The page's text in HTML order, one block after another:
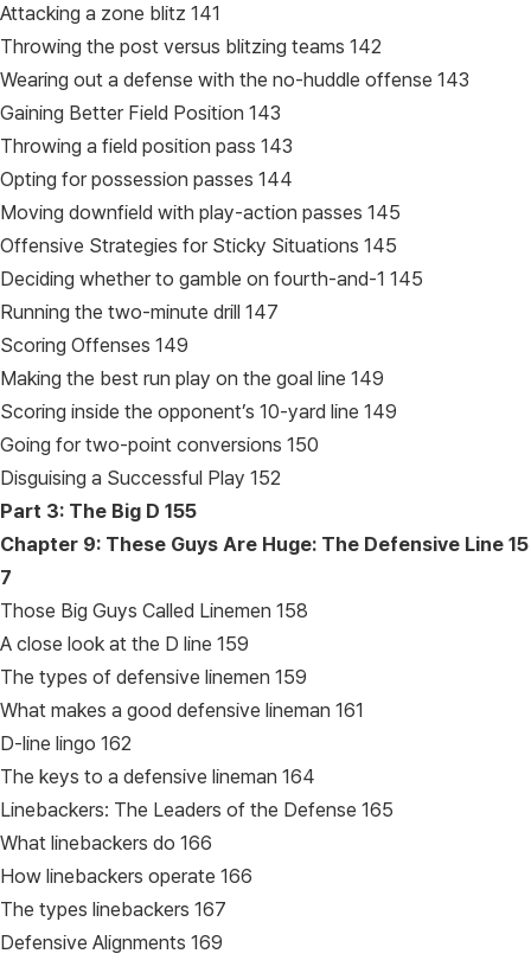
Attacking a zone blitz 141
Throwing the post versus blitzing teams 142
Wearing out a defense with the no-huddle offense 143
Gaining Better Field Position 143
Throwing a field position pass 143
Opting for possession passes 144
Moving downfield with play-action passes 145
Offensive Strategies for Sticky Situations 145
Deciding whether to gamble on fourth-and-1 145
Running the two-minute drill 147
Scoring Offenses 149
Making the best run play on the goal line 149
Scoring inside the opponent’s 10-yard line 149
Going for two-point conversions 150
Disguising a Successful Play 152
Part 3: The Big D 155
Chapter 9: These Guys Are Huge: The Defensive Line 15
7
Those Big Guys Called Linemen 158
A close look at the D line 159
The types of defensive linemen 159
What makes a good defensive lineman 161
D-line lingo 162
The keys to a defensive lineman 164
Linebackers: The Leaders of the Defense 165
What linebackers do 166
How linebackers operate 166
The types linebackers 167
Defensive Alignments 169